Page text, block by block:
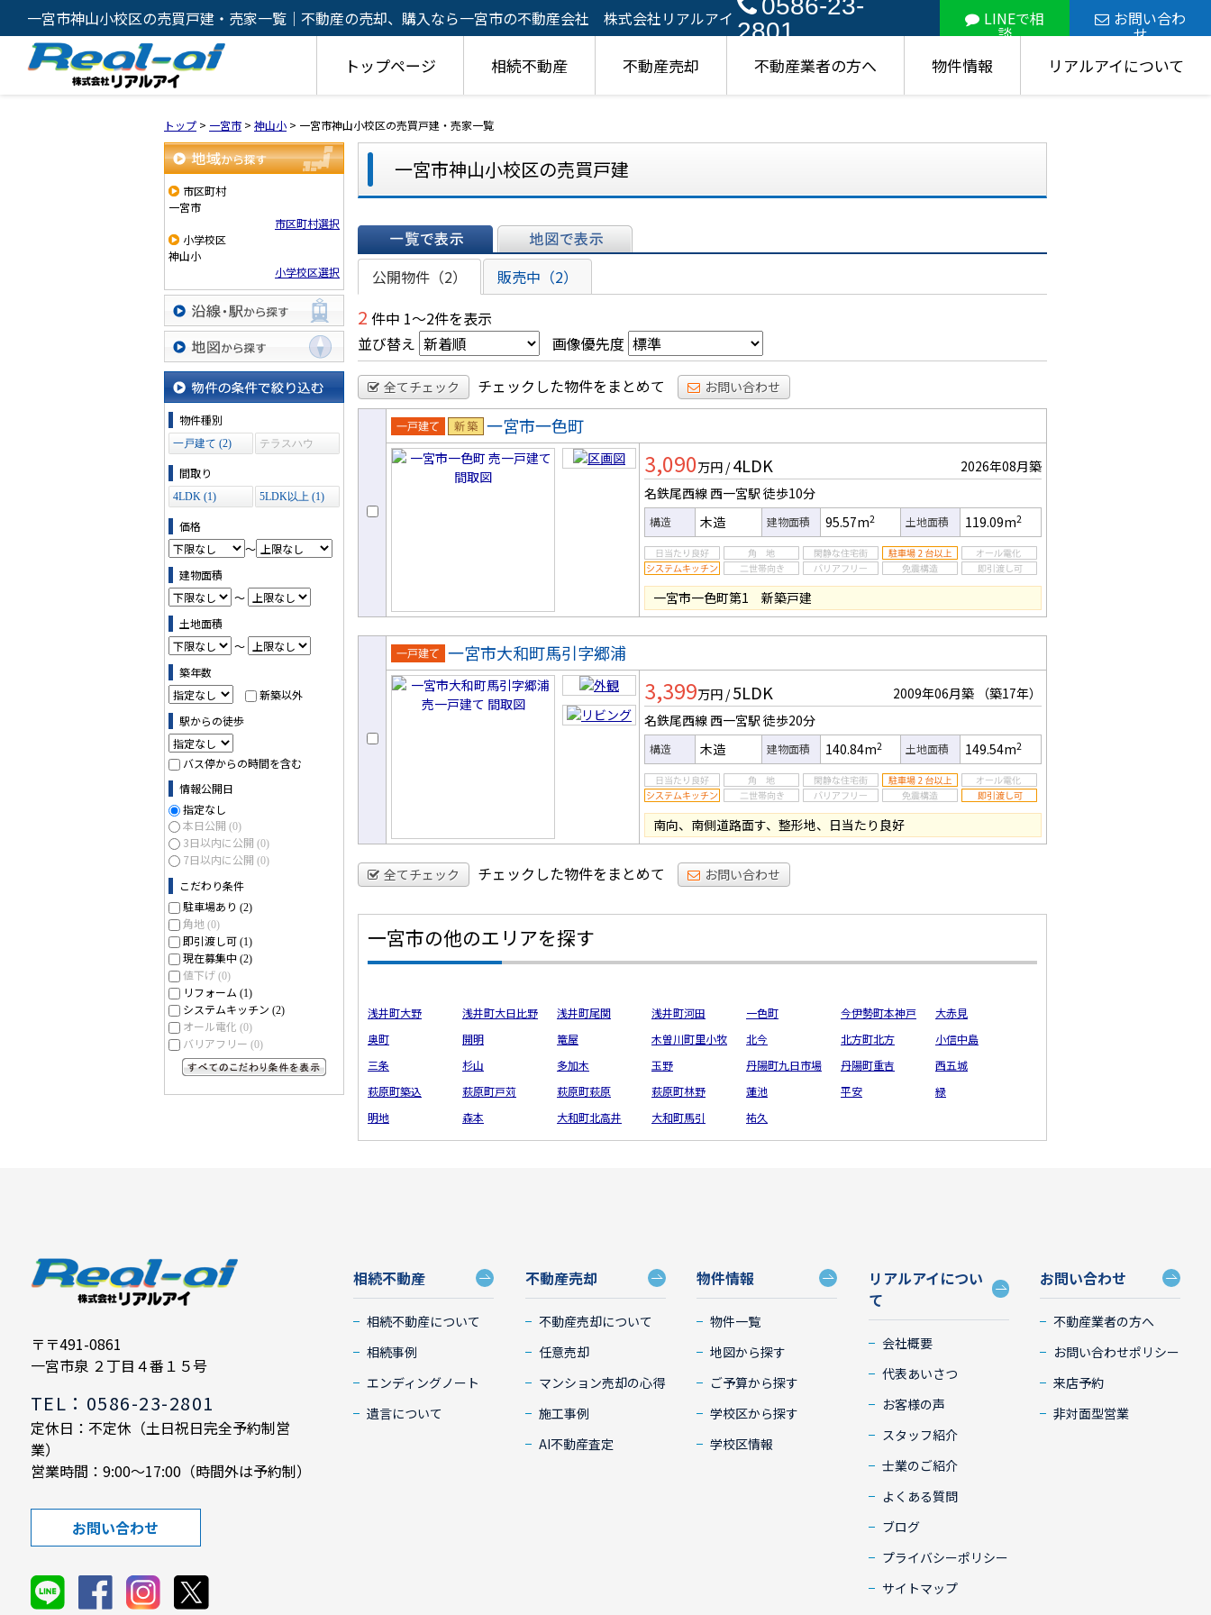
一宮市神山小校区の売買戸建・売家一覧｜不動産の売却、購入なら一宮市の不動産会社 株式会社リアルアイ 2801
LINEで相
談
お問い合わ
せ
トップページ 相続不動産 不動産売却 不動産業者の方へ 物件情報 リアルアイについて
トップ > 一宮市 > 神山小 > 一宮市神山小校区の売買戸建・売家一覧
地域から探す
市区町村
一宮市
市区町村選択
小学校区
神山小
小学校区選択
沿線・駅から探す
地図から探す
物件の条件で絞り込む
物件種別
一戸建て (2)
テラスハウ
間取り
4LDK (1) 5LDK以上 (1)
価格
～
建物面積
～
土地面積
～
築年数
新築以外
駅からの徒歩
バス停からの時間を含む
情報公開日
指定なし
本日公開 (0)
3日以内に公開 (0)
7日以内に公開 (0)
こだわり条件
駐車場あり (2)
角地 (0)
即引渡し可 (1)
現在募集中 (2)
値下げ (0)
リフォーム (1)
システムキッチン (2)
オール電化 (0)
バリアフリー (0)
一宮市神山小校区の売買戸建
一覧で表示 地図で表示
公開物件（2） 販売中（2）
2 件中 1～2件を表示
並び替え
画像優先度
全てチェック チェックした物件をまとめて お問い合わせ
売一戸建
て
新築
一宮市一色町
3,090万円 / 4LDK
2026年08月築
名鉄尾西線 西一宮駅 徒歩10分
構造 木造 建物面積 95.57m2 土地面積 119.09m2
一宮市一色町第1 新築戸建
売一戸建
て
一宮市大和町馬引字郷浦
3,399万円 / 5LDK 2009年06月築
（築17年）
名鉄尾西線 西一宮駅 徒歩20分
構造 木造 建物面積 140.84m2 土地面積 149.54m2
南向、南側道路面す、整形地、日当たり良好
全てチェック チェックした物件をまとめて お問い合わせ
一宮市の他のエリアを探す
浅井町大野 浅井町大日比野 浅井町尾関 浅井町河田 一色町 今伊勢町本神戸
大赤見
奥町
開明 篭屋 木曽川町里小牧 北今 北方町北方
小信中島
三条
杉山 多加木 玉野 丹陽町九日市場 丹陽町重吉
西五城
萩原町築込
萩原町戸苅 萩原町萩原 萩原町林野 蓮池 平安
緑
明地
森本 大和町北高井 大和町馬引 祐久
〒〒491-0861
一宮市泉 ２丁目４番１５号
TEL：0586-23-2801
定休日：不定休（土日祝日完全予約制営
業）
営業時間：9:00～17:00（時間外は予約制）
お問い合わせ
相続不動産
相続不動産について
相続事例
エンディングノート
遺言について
不動産売却
不動産売却について
任意売却
マンション売却の心得
施工事例
AI不動産査定
物件情報
物件一覧
地図から探す
ご予算から探す
学校区から探す
学校区情報
リアルアイについ
て
会社概要
代表あいさつ
お客様の声
スタッフ紹介
士業のご紹介
よくある質問
ブログ
プライバシーポリシー
サイトマップ
お問い合わせ
不動産業者の方へ
お問い合わせポリシー
来店予約
非対面型営業